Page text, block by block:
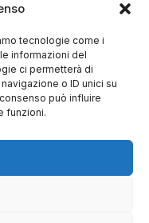
tecnologie come i
informazioni del
ci permetterà di
o ID unici su
può influire
funzioni.
di direzione e
3.0 Soc. Coop.
42124 Reggio Emilia
i.v.